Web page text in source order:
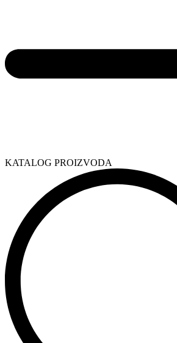
KATALOG PROIZVODA